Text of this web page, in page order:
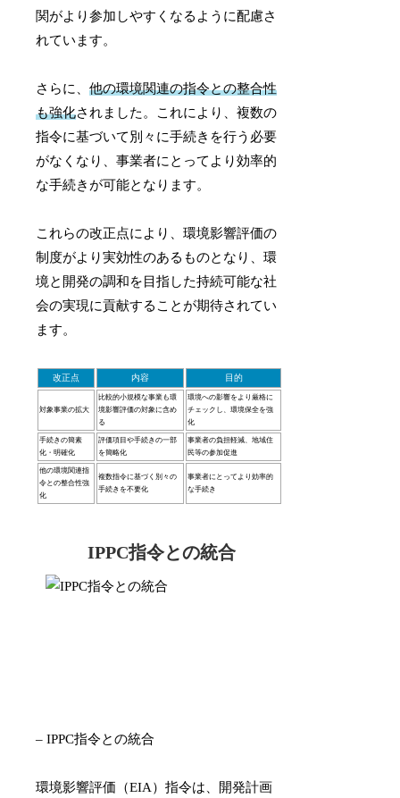
関がより参加しやすくなるように配慮さ
れています。
さらに、他の環境関連の指令との整合性
も強化されました。これにより、複数の
指令に基づいて別々に手続きを行う必要
がなくなり、事業者にとってより効率的
な手続きが可能となります。
これらの改正点により、環境影響評価の
制度がより実効性のあるものとなり、環
境と開発の調和を目指した持続可能な社
会の実現に貢献することが期待されてい
ます。
改正点 内容 目的
対象事業の拡大
比較的小規模な事業も環
境影響評価の対象に含め
る
環境への影響をより厳格に
チェックし、環境保全を強
化
手続きの簡素
化・明確化
評価項目や手続きの一部
を簡略化
事業者の負担軽減、地域住
民等の参加促進
他の環境関連指
令との整合性強
化
複数指令に基づく別々の
手続きを不要化
事業者にとってより効率的
な手続き
IPPC指令との統合
– IPPC指令との統合
環境影響評価（EIA）指令は、開発計画